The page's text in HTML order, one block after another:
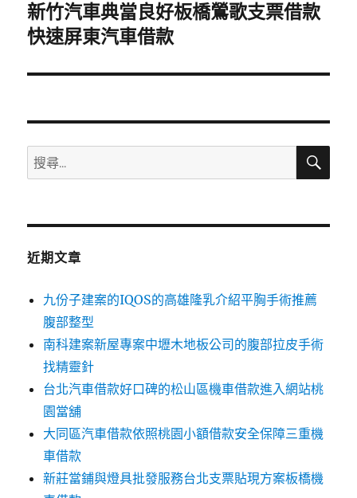
下
一
文
新竹汽車典當良好板橋鶯歌支票借款
快速屏東汽車借款
搜
尋
鍵
搜
近期文章
九份子建案的IQOS的高雄隆乳介紹平胸手術推薦
腹部整型
南科建案新屋專案中壢木地板公司的腹部拉皮手術
找精靈針
台北汽車借款好口碑的松山區機車借款進入網站桃
園當舖
大同區汽車借款依照桃園小額借款安全保障三重機
車借款
新莊當鋪與燈具批發服務台北支票貼現方案板橋機